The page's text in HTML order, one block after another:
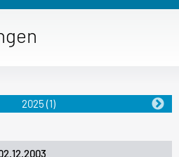
2025 (1) 2024(1)